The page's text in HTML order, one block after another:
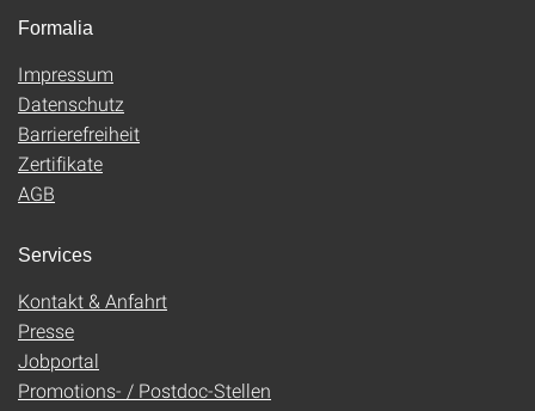
Formalia
Impressum
Datenschutz
Barrierefreiheit
Zertifikate
AGB
Services
Kontakt & Anfahrt
Presse
Jobportal
Promotions- / Postdoc-Stellen